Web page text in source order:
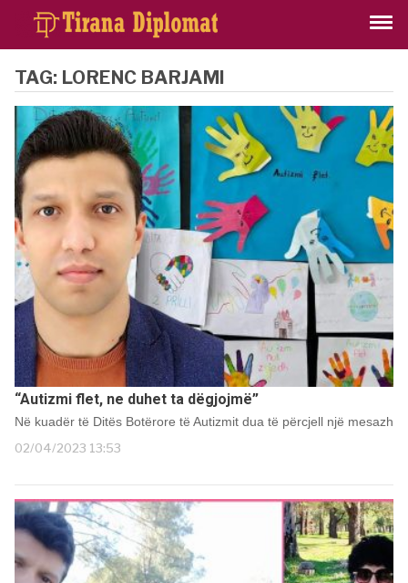
TAG: LORENC BARJAMI
“Autizmi flet, ne duhet ta dëgjojmë”
Në kuadër të Ditës Botërore të Autizmit dua të përcjell një mesazh
02/04/2023 13:53